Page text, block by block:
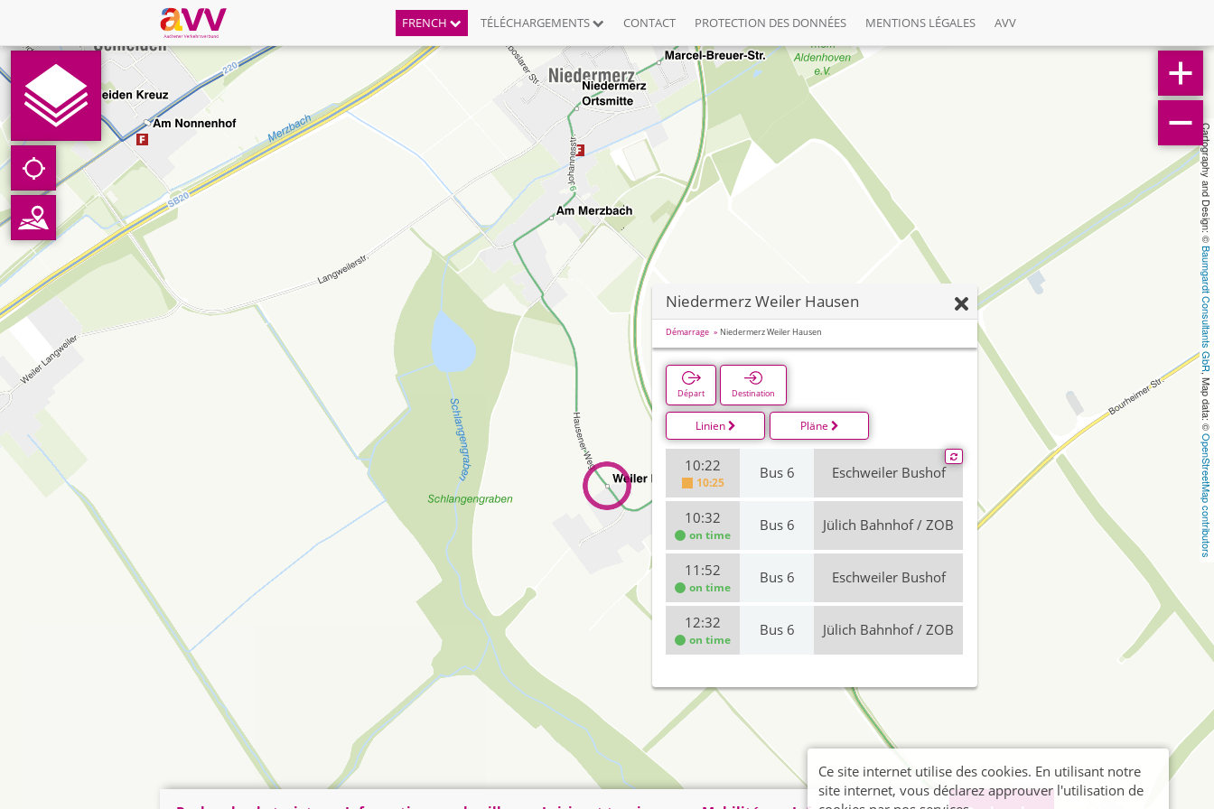
FRENCH TÉLÉCHARGEMENTS CONTACT PROTECTION DES DONNÉES MENTIONS LÉGALES AVV
Cartography and Design: ©
Baumgardt Consultants GbR
, Map data: ©
OpenStreetMap contributors
Niedermerz Weiler Hausen
Démarrage Niedermerz Weiler Hausen
Départ Destination
Linien Pläne
10:22
10:25
Bus 6 Eschweiler Bushof
10:32
on time
Bus 6 Jülich Bahnhof / ZOB
11:52
on time
Bus 6 Eschweiler Bushof
12:32
on time
Bus 6 Jülich Bahnhof / ZOB
Ce site internet utilise des cookies. En utilisant notre
site internet, vous déclarez approuver l'utilisation de